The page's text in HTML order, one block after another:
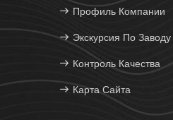
Профиль Компании
Экскурсия По Заводу
Контроль Качества
Карта Сайта